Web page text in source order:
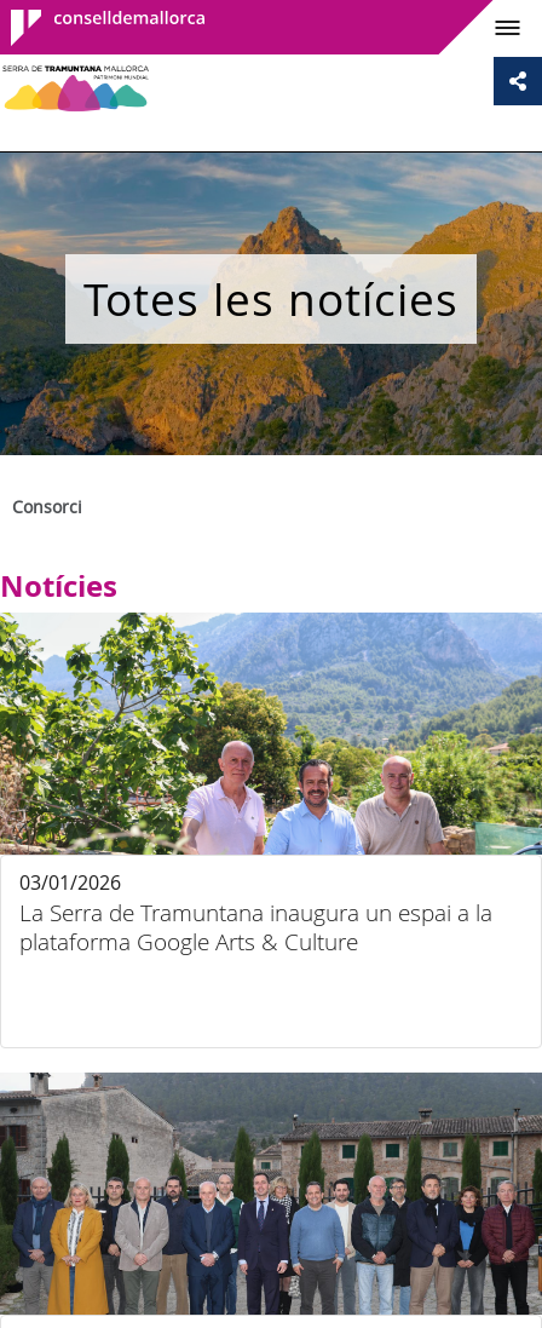
Consell de
Mallorca
Totes les notícies
Consorci
Notícies
La Serra de Tramuntana inaugura un espai a la
plataforma Google Arts & Culture
03/01/2026